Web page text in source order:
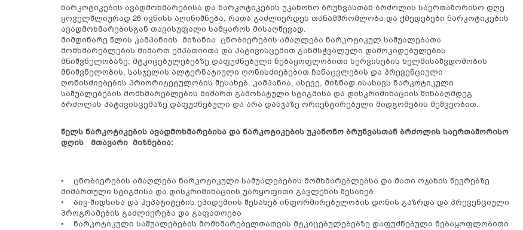
ნარკოტიკების ავადმოხმარებისა და ნარკოტიკების უკანონო ბრუნვასთან ბრძოლის საერთაშორისო დღე
ყოველწლიურად 26 ივნისს აღინიშნება, რათა გაძლიერდეს თანამშრომლობა და ქმედებები ნარკოტიკების
ავადმოხმარებისგან თავისუფალი სამყაროს მისაღწევად.
მიმდინარე წლის კამპანიის მიზანია ცნობიერების ამაღლება ნარკოტიკულ საშუალებათა
მომხმარებლების მიმართ ემპათიითა და პატივისცემით განმსჭვალული დამოკიდებულების
მნიშვნელობაზე; მტკიცებულებებზე დაფუძნებული ნებაყოფლობითი სერვისების ხელმისაწვდომობის
მნიშვნელობის, სასჯელის ალტერნატიული ღონისძიებებით ჩანაცვლების და პრევენციული
ღონისძიებების პრიორიტეტულობის შესახებ. კამპანია, ასევე, მიზნად ისახავს ნარკოტიკული
საშუალებების მომხმარებლების მიმართ გამოხატული სტიგმისა და დისკრიმინაციის წინააღმდეგ
ბრძოლას პატივისცემაზე დაფუძნებული და არა დასჯაზე ორიენტირებული მიდგომების მეშვეობით.
წელს ნარკოტიკების ავადმოხმარებისა და ნარკოტიკების უკანონო ბრუნვასთან ბრძოლის საერთაშორისო
დღის მთავარი მიზნებია:
• ცნობიერების ამაღლება ნარკოტიკული საშუალებების მომხმარებლებსა და მათი ოჯახის წევრებზე
მიმართული სტიგმისა და დისკრიმინაციის უარყოფითი გავლენის შესახებ
• აივ-შიდსისა და ჰეპატიტების ეპიდემიის შესახებ ინფორმირებულობის დონის გაზრდა და პრევენციული
პროგრამების გაძლიერება და გაფათოება
• ნარკოტიკული საშუალებების მომხმარებელთათვის მტკიცებულებებზე დაფუძნებული ნებაყოფლობითი